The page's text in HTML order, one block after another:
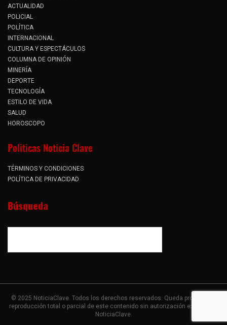
ACTUALIDAD
POLICIAL
POLÍTICA
INTERNACIONAL
CULTURA Y ESPECTÁCULOS
COLUMNA DE OPINIÓN
MINERÍA
DEPORTE
TECNOLOGÍA
ESTILO DE VIDA
SALUD
HOROSCOPO
Politicas Noticia Clave
TÉRMINOS Y CONDICIONES
POLÍTICA DE PRIVACIDAD
Búsqueda
© 2025 NoticiaClave. Todos los derechos reservados. Queda prohibida la
reproducción total o parcial de este contenido sin autorización expresa de
NoticiaClave.